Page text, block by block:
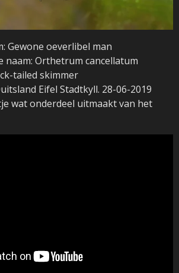
Gewone oeverlibel man
naam: Orthetrum cancellatum
tailed skimmer
Eifel Stadtkyll. 28-06-2019
wat onderdeel uitmaakt van het